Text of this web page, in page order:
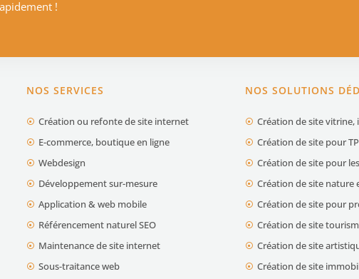
!
NOS SERVICES
Création ou refonte de site internet
E-commerce, boutique en ligne
Webdesign
Développement sur-mesure
Application & web mobile
Référencement naturel SEO
Maintenance de site internet
Sous-traitance web
NOS SOLUTIONS
Création de site
Création de site pour
Création de site pour
Création de site
Création de site pour
Création de site
Création de site
Création de site